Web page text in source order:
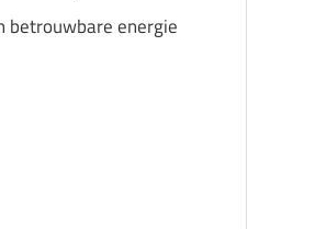
betrouwbare energie